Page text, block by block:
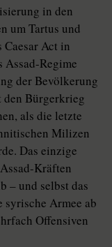
in den
um Tartus und
Act in
Regime
der Bevölkerung
Bürgerkrieg
als die letzte
Milizen
Das einzige
Kräften
– und selbst das
Armee ab
Offensiven